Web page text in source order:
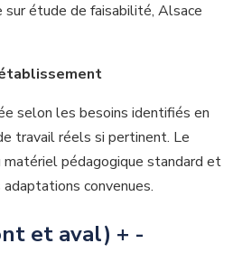
sur étude de faisabilité, Alsace
selon les besoins identifiés en
travail réels si pertinent. Le
matériel pédagogique standard et
convenues.
et aval) + -